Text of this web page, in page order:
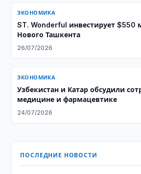
ЭКОНОМИКА
ST. Wonderful инвестирует $550
Нового Ташкента
26/07/2026
ЭКОНОМИКА
Узбекистан и Катар обсудили
медицине и фармацевтике
24/07/2026
ПОСЛЕДНИЕ НОВОСТИ